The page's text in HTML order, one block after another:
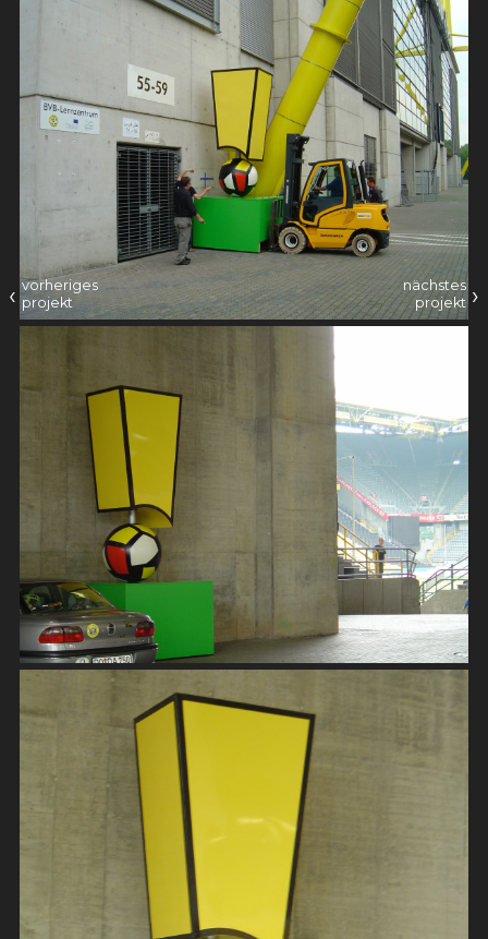
‹ vorheriges
projekt
nächstes
projekt ›